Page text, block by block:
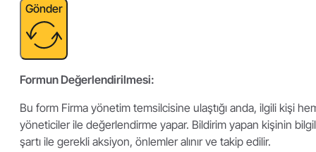
Gönder
Formun Değerlendirilmesi:
Bu form Firma yönetim temsilcisine ulaştığı anda, ilgili kişi
yöneticiler ile değerlendirme yapar. Bildirim yapan kişinin
şartı ile gerekli aksiyon, önlemler alınır ve takip edilir.